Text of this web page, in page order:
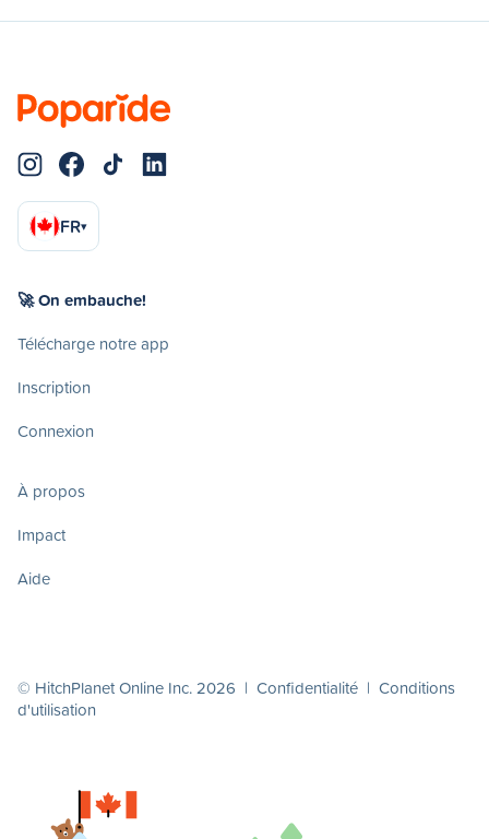
FR▾
🚀 On embauche!
Télécharge notre app
Inscription
Connexion
À propos
Impact
Aide
© HitchPlanet Online Inc. 2026 | Confidentialité | Conditions
d'utilisation